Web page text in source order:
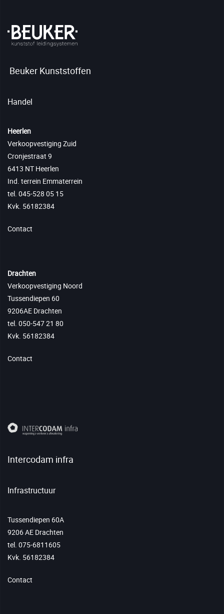
Beuker Kunststoffen
Handel
Heerlen
Verkoopvestiging Zuid
Cronjestraat 9
6413 NT Heerlen
Ind. terrein Emmaterrein
tel. 045-528 05 15
Kvk. 56182384
Contact
Drachten
Verkoopvestiging Noord
Tussendiepen 60
9206AE Drachten
tel. 050-547 21 80
Kvk. 56182384
Contact
Intercodam infra
Infrastructuur
Tussendiepen 60A
9206 AE Drachten
tel. 075-6811605
Kvk. 56182384
Contact